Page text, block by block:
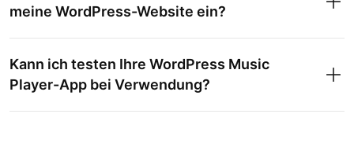
meine WordPress-Website ein?
Kann ich testen Ihre WordPress Music
Player-App bei Verwendung?